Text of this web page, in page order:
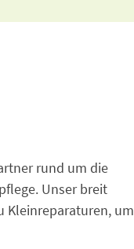
rund um die
Unser breit
Kleinreparaturen, um